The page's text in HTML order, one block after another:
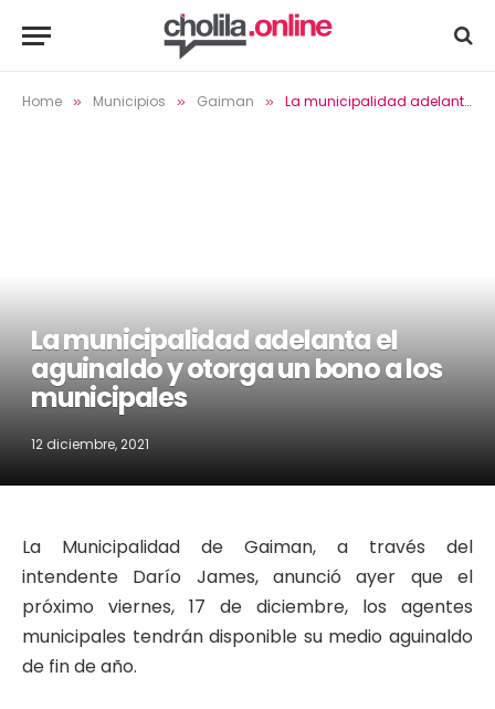
Home » Municipios » Gaiman » La municipalidad adelanta el aguinaldo y otorga un bono a los municipales
La municipalidad adelanta el
aguinaldo y otorga un bono a los
municipales
12 diciembre, 2021
La Municipalidad de Gaiman, a través del
intendente Darío James, anunció ayer que el
próximo viernes, 17 de diciembre, los agentes
municipales tendrán disponible su medio aguinaldo
de fin de año.